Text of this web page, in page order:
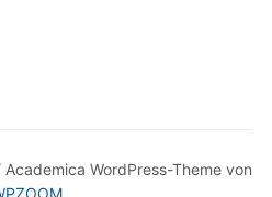
WordPress-Theme von